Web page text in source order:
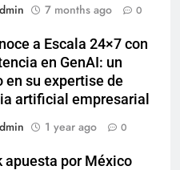
7 months ago 0
a Escala 24×7 con
en GenAI: un
en su expertise de
artificial empresarial
1 year ago 0
apuesta por México